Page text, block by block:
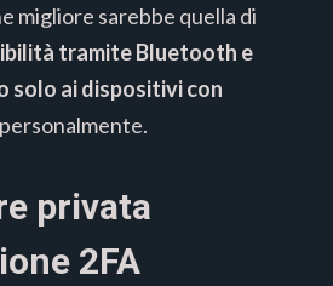
migliore sarebbe quella di
tramite Bluetooth e
solo ai dispositivi con
privata
2FA